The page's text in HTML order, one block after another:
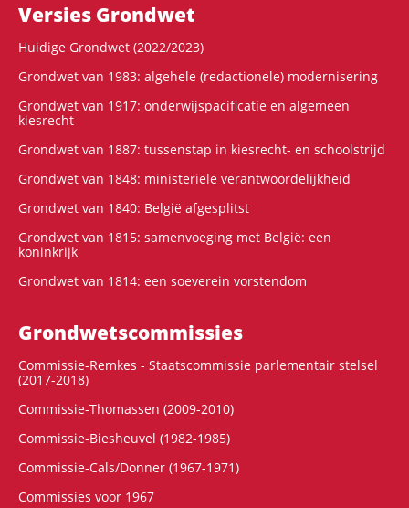
Versies Grondwet
Huidige Grondwet (2022/2023)
Grondwet van 1983: algehele (redactionele) modernisering
Grondwet van 1917: onderwijspacificatie en algemeen
kiesrecht
Grondwet van 1887: tussenstap in kiesrecht- en schoolstrijd
Grondwet van 1848: ministeriële verantwoordelijkheid
Grondwet van 1840: België afgesplitst
Grondwet van 1815: samenvoeging met België: een
koninkrijk
Grondwet van 1814: een soeverein vorstendom
Grondwets­commissies
Commissie-Remkes - Staatscommissie parlementair stelsel
(2017-2018)
Commissie-Thomassen (2009-2010)
Commissie-Biesheuvel (1982-1985)
Commissie-Cals/Donner (1967-1971)
Commissies voor 1967